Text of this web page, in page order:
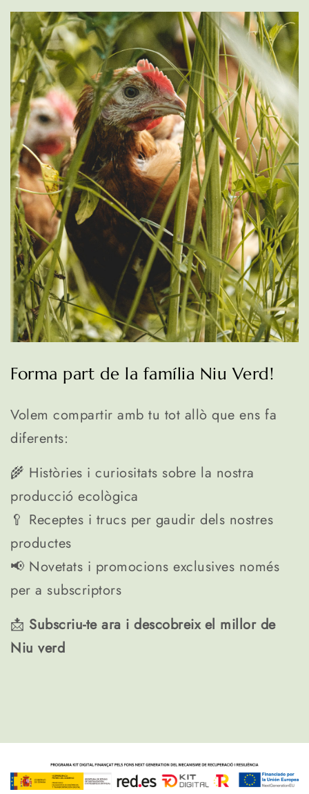
Forma part de la família Niu Verd!
Volem compartir amb tu tot allò que ens fa
diferents:
🌾 Històries i curiositats sobre la nostra
producció ecològica
🥄 Receptes i trucs per gaudir dels nostres
productes
📢 Novetats i promocions exclusives només
per a subscriptors
📩 Subscriu-te ara i descobreix el millor de
Niu verd